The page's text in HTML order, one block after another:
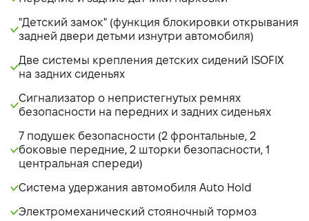
"Детский замок" (функция блокировки открывания
задней двери детьми изнутри автомобиля)
Две системы крепления детских сидений ISOFIX
на задних сиденьях
Сигнализатор о непристегнутых ремнях
безопасности на передних и задних сиденьях
7 подушек безопасности (2 фронтальные, 2
боковые передние, 2 шторки безопасности, 1
центральная спереди)
Система удержания автомобиля Auto Hold
Электромеханический стояночный тормоз